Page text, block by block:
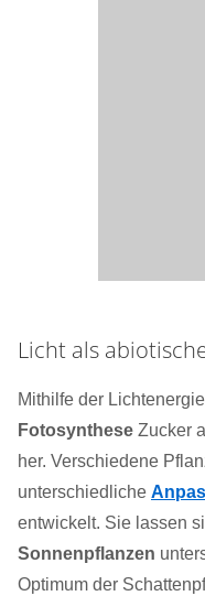
Licht als
Mithilfe der
Fotosynthese Zucker
her. Verschiedene
unterschiedliche
entwickelt. Sie lassen
Sonnenpflanzen
Optimum der